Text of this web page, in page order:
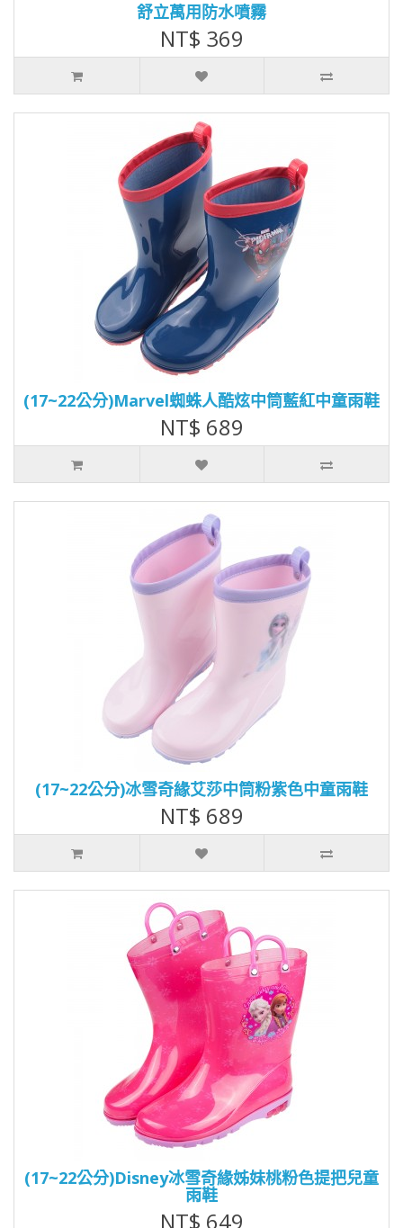
舒立萬用防水噴霧
NT$ 369
(17~22公分)Marvel蜘蛛人酷炫中筒藍紅中童雨鞋
NT$ 689
(17~22公分)冰雪奇緣艾莎中筒粉紫色中童雨鞋
NT$ 689
(17~22公分)Disney冰雪奇緣姊妹桃粉色提把兒童
雨鞋
NT$ 649